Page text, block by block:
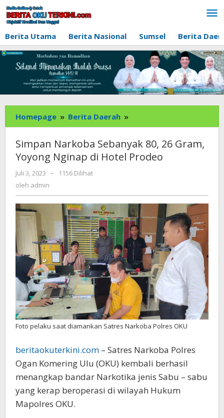
Lewati
ke
konten
Berita Utama
Berita Nasional Sumsel Berita
Homepage » Berita Daerah »
Narkoba
Sebanyak
80,
26
Nginap
di
Hotel
Prodeo
Simpan Narkoba Sebanyak 80, 26 Gram,
Yoyong Nginap di Hotel Prodeo
Juli 3, 2023
oleh
-
1156 Dilihat
oleh admin
Foto pelaku saat diamankan Satres Narkoba Polres OKU
beritaokuterkini.com – Satres Narkoba Polres
Ogan Komering Ulu (OKU) kembali berhasil
menangkap bandar Narkotika jenis Sabu – sabu
yang kerap beroperasi di wilayah Hukum
Mapolres OKU.